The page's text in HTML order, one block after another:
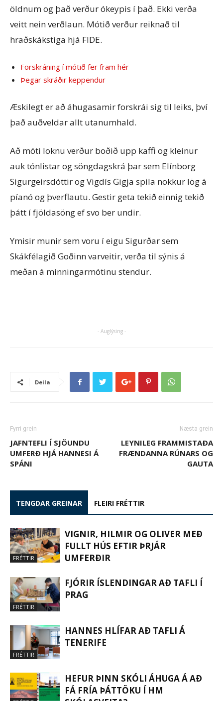
öldnum og það verður ókeypis í það. Ekki verða
veitt nein verðlaun. Mótið verður reiknað til
hraðskákstiga hjá FIDE.
Forskráning í mótið fer fram hér
Þegar skráðir keppendur
Æskilegt er að áhugasamir forskrái sig til leiks, því
það auðveldar allt utanumhald.
Að móti loknu verður boðið upp kaffi og kleinur
auk tónlistar og söngdagskrá þar sem Elínborg
Sigurgeirsdóttir og Vigdís Gigja spila nokkur lög á
píanó og þverflautu. Gestir geta tekið einnig tekið
þátt í fjöldasöng ef svo ber undir.
Ymisir munir sem voru í eigu Sigurðar sem
Skákfélagið Goðinn varveitir, verða til sýnis á
meðan á minningarmótinu stendur.
- Auglýsing -
Deila
Fyrri grein
JAFNTEFLI Í SJÖUNDU
UMFERÐ HJÁ HANNESI Á
SPÁNI
Næsta grein
LEYNILEG FRAMMISTAÐA
FRÆNDANNA RÚNARS OG
GAUTA
TENGDAR GREINAR FLEIRI FRÉTTIR
FRÉTTIR
VIGNIR, HILMIR OG OLIVER MEÐ
FULLT HÚS EFTIR ÞRJÁR
UMFERÐIR
FRÉTTIR
FJÓRIR ÍSLENDINGAR AÐ TAFLI Í
PRAG
FRÉTTIR
HANNES HLÍFAR AÐ TAFLI Á
TENERIFE
HEFUR ÞINN SKÓLI ÁHUGA Á AÐ
FÁ FRÍA ÞÁTTÖKU Í HM